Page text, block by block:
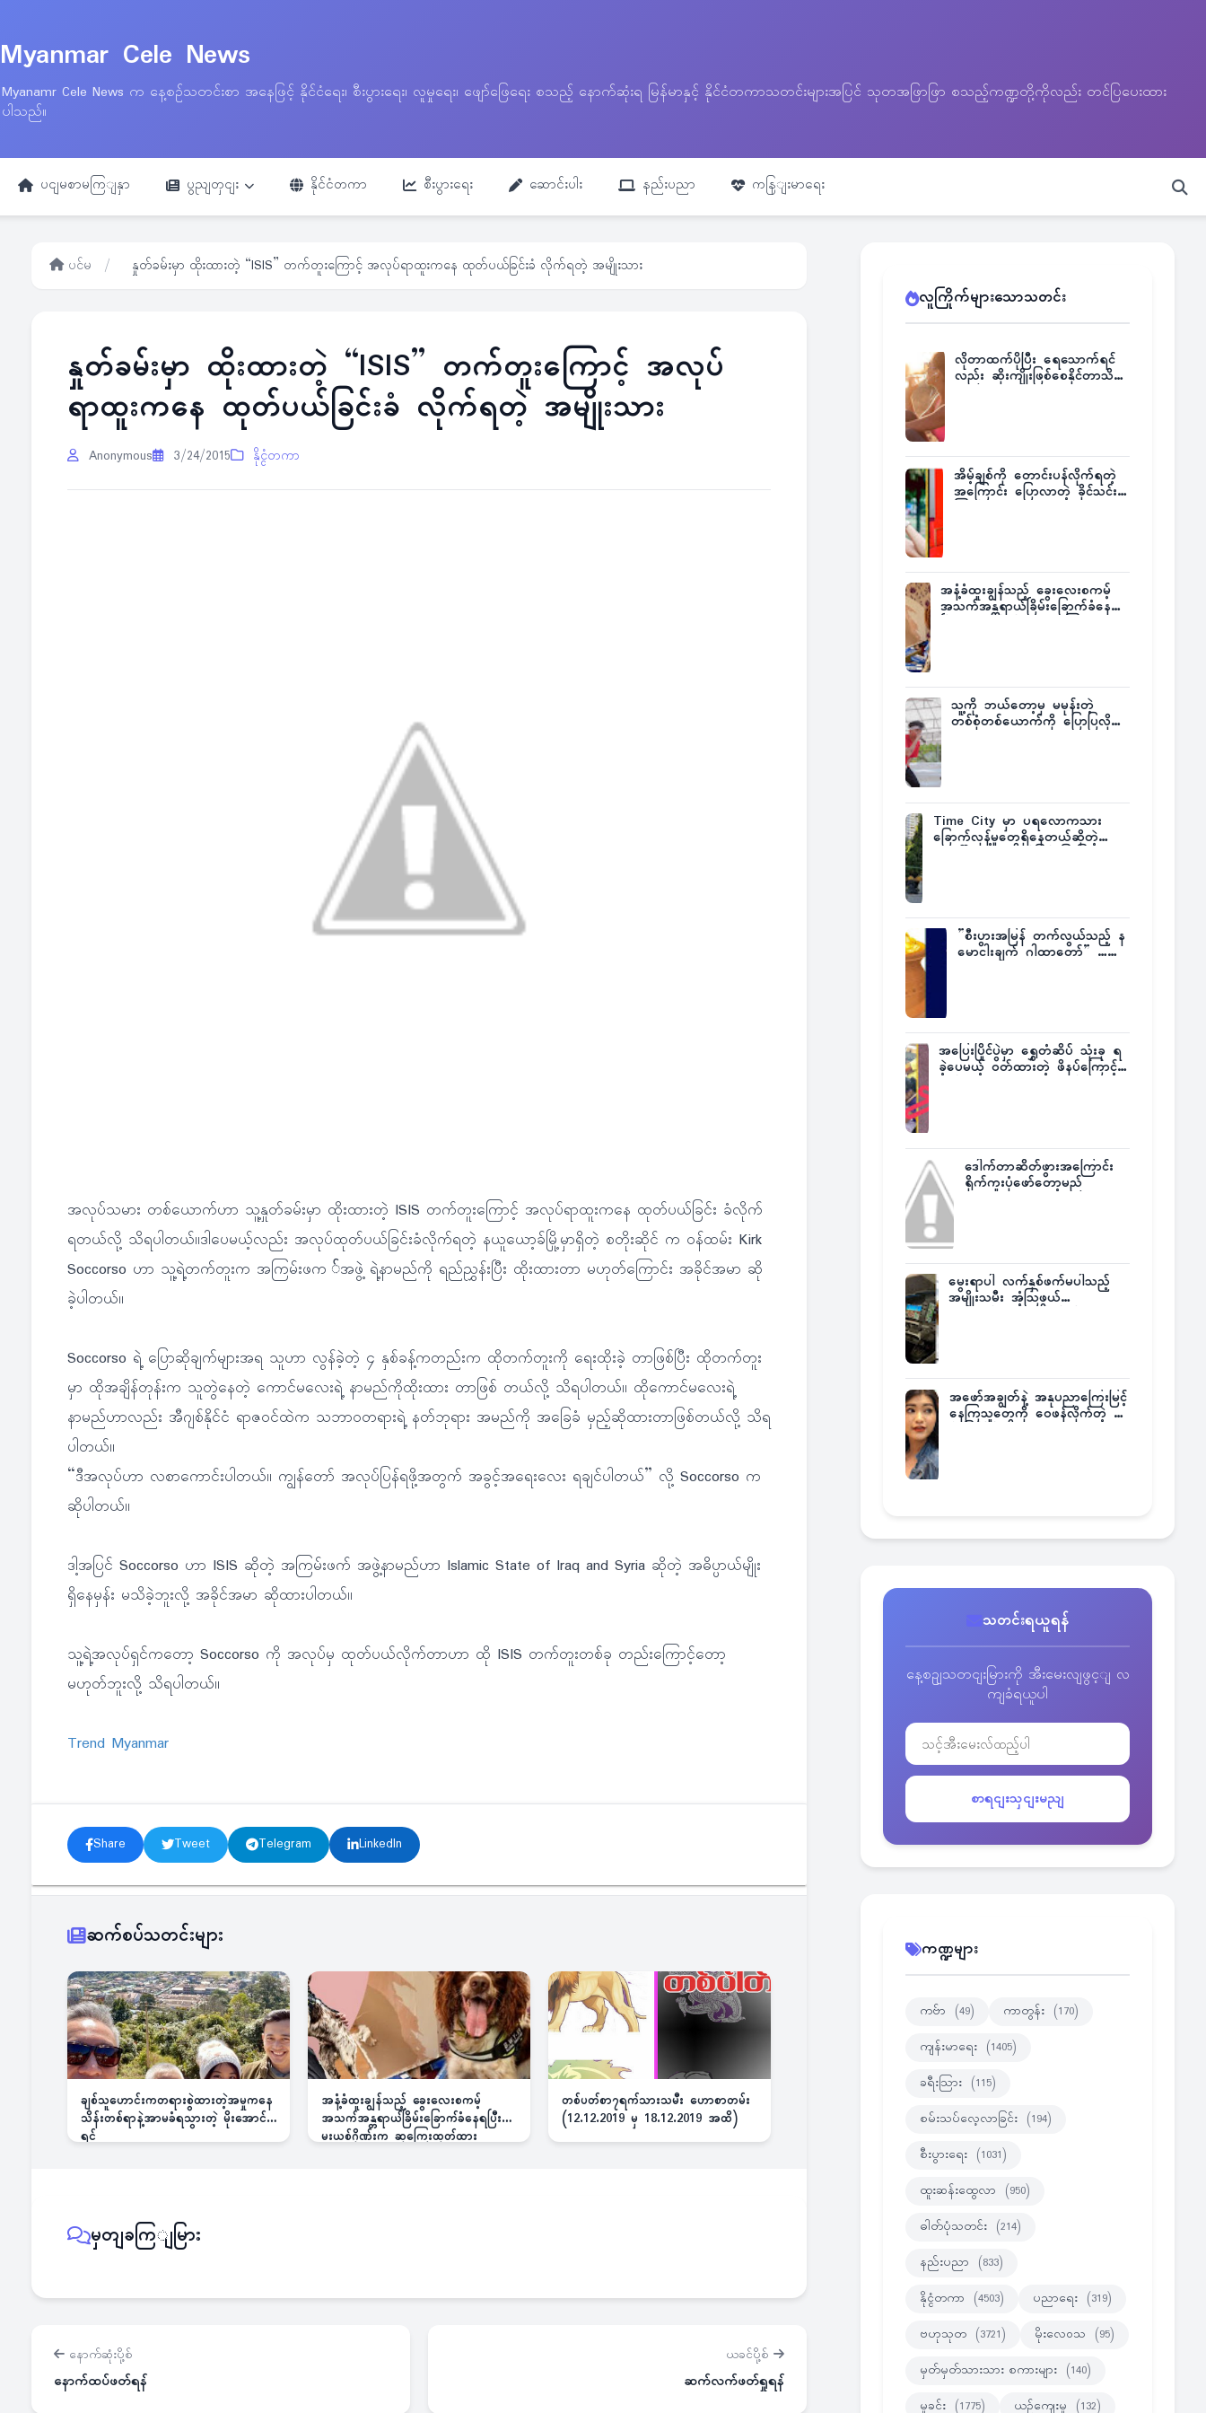
Myanmar Cele News
Myanamr Cele News က နေ့စဉ်သတင်းစာ အနေဖြင့် နိုင်ငံရေး၊ စီးပွားရေး၊ လူမှုရေး၊ ဖျော်ဖြေရေး စသည့် နောက်ဆုံးရ မြန်မာနှင့် နိုင်ငံတကာသတင်းများအပြင် သုတအဖြာဖြာ စသည့်ကဏ္ဍတို့ကိုလည်း တင်ပြပေးထား
ပါသည်။
ပငျမစာမကြျနှာ ပွညျတှငျး နိုင်ငံတကာ စီးပွားရေး ဆောင်းပါး နည်းပညာ ကနြျးမာရေး
ပင်မ / နှုတ်ခမ်းမှာ ထိုးထားတဲ့ “ISIS” တက်တူးကြောင့် အလုပ်ရာထူးကနေ ထုတ်ပယ်ခြင်းခံ လိုက်ရတဲ့ အမျိုးသား
နှုတ်ခမ်းမှာ ထိုးထားတဲ့ “ISIS” တက်တူးကြောင့် အလုပ်
ရာထူးကနေ ထုတ်ပယ်ခြင်းခံ လိုက်ရတဲ့ အမျိုးသား
Anonymous 3/24/2015 နိုင္ငံတကာ
အလုပ်သမား တစ်ယောက်ဟာ သူ့နှုတ်ခမ်းမှာ ထိုးထားတဲ့ ISIS တက်တူးကြောင့် အလုပ်ရာထူးကနေ ထုတ်ပယ်ခြင်း ခံလိုက်
ရတယ်လို့ သိရပါတယ်။ဒါပေမယ့်လည်း အလုပ်ထုတ်ပယ်ခြင်းခံလိုက်ရတဲ့ နယူယော့ခ်မြို့မှာရှိတဲ့ စတိုးဆိုင် က ဝန်ထမ်း Kirk
Soccorso ဟာ သူ့ရဲ့တက်တူးက အကြမ်းဖက ်အဖွဲ့ ရဲ့နာမည်ကို ရည်ညွှန်းပြီး ထိုးထားတာ မဟုတ်ကြောင်း အခိုင်အမာ ဆို
ခဲ့ပါတယ်။
Soccorso ရဲ့ ပြောဆိုချက်များအရ သူဟာ လွန်ခဲ့တဲ့ ၄ နှစ်ခန့်ကတည်းက ထိုတက်တူးကို ရေးထိုးခဲ့ တာဖြစ်ပြီး ထိုတက်တူး
မှာ ထိုအချိန်တုန်းက သူတွဲနေတဲ့ ကောင်မလေးရဲ့ နာမည်ကိုထိုးထား တာဖြစ် တယ်လို့ သိရပါတယ်။ ထိုကောင်မလေးရဲ့
နာမည်ဟာလည်း အီဂျစ်နိုင်ငံ ရာဇဝင်ထဲက သဘာဝတရားရဲ့ နတ်ဘုရား အမည်ကို အခြေခံ မှည့်ဆိုထားတာဖြစ်တယ်လို့ သိရ
ပါတယ်။
“ဒီအလုပ်ဟာ လစာကောင်းပါတယ်။ ကျွန်တော် အလုပ်ပြန်ရဖို့အတွက် အခွင့်အရေးလေး ရချင်ပါတယ်” လို့ Soccorso က
ဆိုပါတယ်။
ဒါ့အပြင် Soccorso ဟာ ISIS ဆိုတဲ့ အကြမ်းဖက် အဖွဲ့နာမည်ဟာ Islamic State of Iraq and Syria ဆိုတဲ့ အဓိပ္ပာယ်မျိုး
ရှိနေမှန်း မသိခဲ့ဘူးလို့ အခိုင်အမာ ဆိုထားပါတယ်။
သူ့ရဲ့အလုပ်ရှင်ကတော့ Soccorso ကို အလုပ်မှ ထုတ်ပယ်လိုက်တာဟာ ထို ISIS တက်တူးတစ်ခု တည်းကြောင့်တော့
မဟုတ်ဘူးလို့ သိရပါတယ်။
Trend Myanmar
Share Tweet Telegram LinkedIn
ဆက်စပ်သတင်းများ
ချစ်သူဟောင်းကတရားစွဲထားတဲ့အမှုကနေ
သိန်းတစ်ရာနဲ့အာမခံရသွားတဲ့ မိုးအောင်
ရင်
အနံ့ခံထူးချွန်သည့် ခွေးလေးစကမ့်
အသက်အန္တရာယ်ခြိမ်းခြောက်ခံနေရပြီး
မူးယစ်ဂိုဏ်းက ဆုကြေးထုတ်ထား
တစ်ပတ်စာ၇ရက်သားသမီး ဟောစာတမ်း
(12.12.2019 မှ 18.12.2019 အထိ)
မှတျခကြျမြား
နောက်ဆုံးပို့စ်
နောက်ထပ်ဖတ်ရန်
ယခင်ပို့စ်
ဆက်လက်ဖတ်ရှုရန်
လူကြိုက်များသောသတင်း
လိုတာထက်ပိုပြီး ရေသောက်ရင်
လည်း ဆိုးကျိုးဖြစ်စေနိုင်တာသိရဲ့
အိမ့်ချစ်ကို တောင်းပန်လိုက်ရတဲ့
အကြောင်း ပြောလာတဲ့ ခိုင်သင်း
အနံ့ခံထူးချွန်သည့် ခွေးလေးစကမ့်
အသက်အန္တရာယ်ခြိမ်းခြောက်ခံနေရ
သူ့ကို ဘယ်တော့မှ မမုန်းတဲ့
တစ်စုံတစ်ယောက်ကို ပြောပြလိုက်
Time City မှာ ပရလောကသား
ခြောက်လှန့်မှုတွေရှိနေတယ်ဆိုတဲ့
”စီးပွားအမြန် တက်လွယ်သည့် န
မောငါးချက် ဂါထာတော်” ……
အပြေးပြိုင်ပွဲမှာ ရွှေတံဆိပ် သုံးခု ရ
ခဲ့ပေမယ့် ဝတ်ထားတဲ့ ဖိနပ်ကြောင့်
ဒေါက်တာဆိတ်ဖွားအကြောင်း
ရိုက်ကူးပုံဖော်တော့မည်
မွေးရာပါ လက်နှစ်ဖက်မပါသည့်
အမျိုးသမီး အံ့သြဖွယ်
အဖော်အချွတ်နဲ့ အနုပညာကြေးမြင့်
နေကြသူတွေကို ဝေဖန်လိုက်တဲ့ သ
သတင်းရယူရန်
နေ့စဥျသတငျးမြားကို အီးမေးလျဖွင့ျ လ
ကျခံရယူပါ
စာရငျးသှငျးမညျ
ကဏ္ဍများ
ကဗ်ာ (49) ကာတွန်း (170)
ကျန်းမာရေး (1405)
ခရီးသြား (115)
စမ်းသပ်လေ့လာခြင်း (194)
စီးပွားရေး (1031)
ထူးဆန်းထွေလာ (950)
ဓါတ်ပုံသတင်း (214)
နည်းပညာ (833)
နိုင္ငံတကာ (4503) ပညာရေး (319)
ဗဟုသုတ (3721) မိုးလေဝသ (95)
မှတ်မှတ်သားသား စကားများ (140)
မှုခင်း (1775) ယဉ်ကျေးမှု (132)